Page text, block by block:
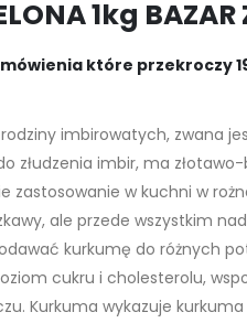
1kg BAZAR
które przekroczy
imbirowatych, zwana
złudzenia imbir, ma
zastosowanie w kuchni w
ale przede wszystkim
kurkumę do różnych
cukru i cholesterolu,
Kurkuma wykazuje